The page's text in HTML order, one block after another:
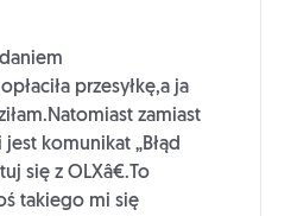
przesyłkę,a ja
zamiast
komunikat „Błąd
się z OLXâ€.To
takiego mi się